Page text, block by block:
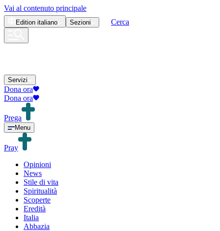
Vai al contenuto principale
Edition italiano Sezioni Cerca
Servizi
Dona ora
Dona ora
Prega
Menu
Pray
Opinioni
News
Stile di vita
Spiritualità
Scoperte
Eredità
Italia
Abbazia